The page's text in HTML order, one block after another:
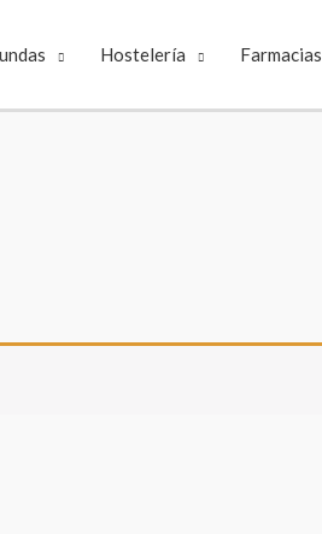
Hostelería Farmacias